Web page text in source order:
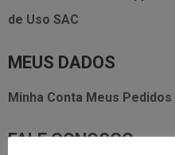
de Uso SAC
MEUS DADOS
Minha Conta Meus Pedidos
FALE CONOSCO